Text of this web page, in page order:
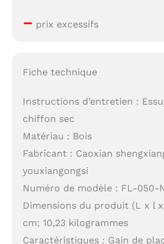
– prix excessifs
Fiche technique
Instructions d’entretien :
chiffon sec
Matériau : Bois
Fabricant : Caoxian
youxiangongsi
Numéro de modèle : FL-050-
Dimensions du produit (L x l
cm; 10,23 kilogrammes
Caractéristiques : Gain de